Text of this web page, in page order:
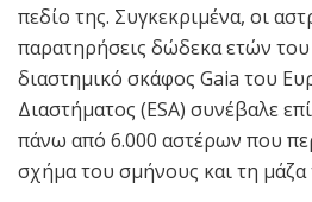
πεδίο της. Συγκεκριμένα, οι
παρατηρήσεις δώδεκα ετών
διαστημικό σκάφος Gaia του
Διαστήματος (ESA) συνέβαλε
πάνω από 6.000 αστέρων που
σχήμα του σμήνους και τη μάζα